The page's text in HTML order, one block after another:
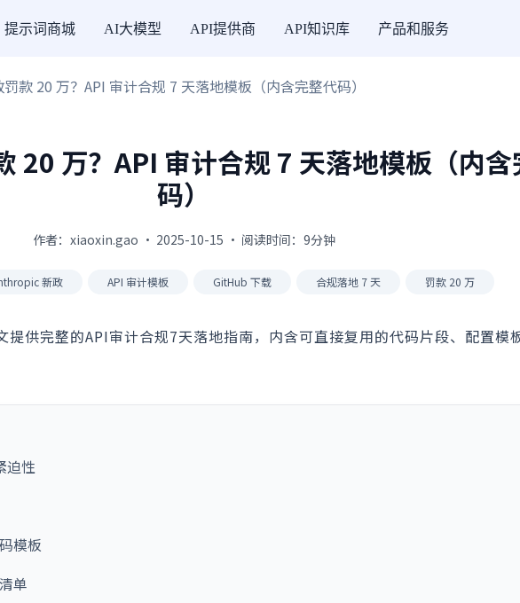
提示词商城 AI大模型 API提供商 API知识库 产品和服务
款 20 万？API 审计合规 7 天落地模板（内含完整代码）
20 万？API 审计合规 7 天落地模板（内含
码）
作者：xiaoxin.gao · 2025-10-15 · 阅读时间：9分钟
新政 API 审计模板 GitHub 下载 合规落地 7 天 罚款 20 万
供完整的API审计合规7天落地指南，内含可直接复用的代码片段、配置模
迫性
模板
单